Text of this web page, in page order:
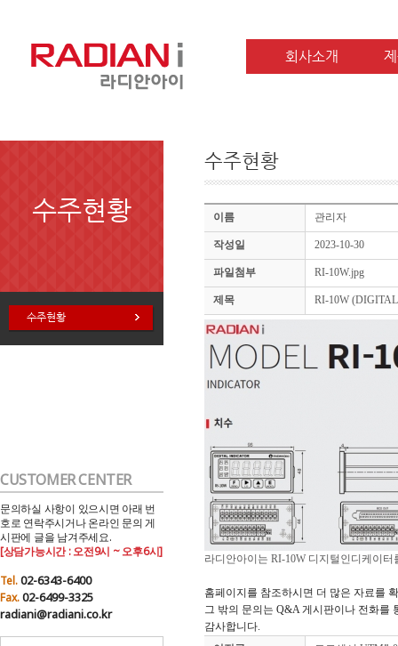
회사소개
수주현황
수주현황
CUSTOMER CENTER
문의하실 사항이 있으시면 아래 번
호로 연락주시거나 온라인 문의 게
시판에 글을 남겨주세요.
[상담가능시간 : 오전9시 ~ 오후6시]
Tel.02-6343-6400
Fax.02-6499-3325
radiani@radiani.co.kr
수주현황
이름 관리자
작성일 2023-10-30
파일첨부 RI-10W.jpg
제목 RI-10W
라디안아이는 RI-10W 디지털인디케이
홈페이지를 참조하시면 더 많은 자료를
그 밖의 문의는 Q&A 게시판이나 전화를
감사합니다.